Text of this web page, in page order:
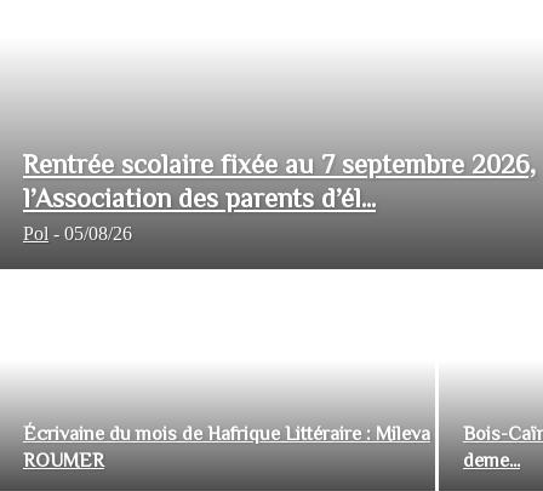
Rentrée scolaire fixée au 7 septembre 2026,
l’Association des parents d’él...
Pol - 05/08/26
Écrivaine du mois de Hafrique Littéraire : Mileva
ROUMER
Bois-
deme...